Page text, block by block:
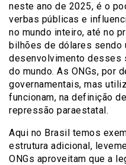
neste ano de 2025, é o
verbas públicas e
no mundo inteiro, até no
bilhões de dólares sendo
desenvolvimento desses
do mundo. As ONGs, por
governamentais, mas
funcionam, na definição
repressão paraestatal.
Aqui no Brasil temos
estrutura adicional,
ONGs aproveitam que a